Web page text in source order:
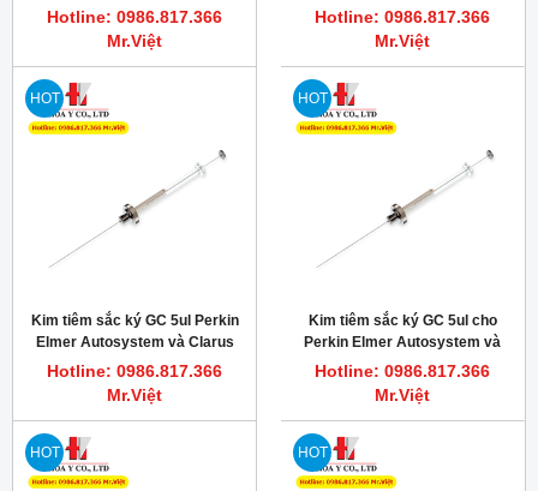
6850 ALS hamilton 86274
Hotline: 0986.817.366
Mr.Việt
6850 ALS
Hotline: 0986.817.366
Mr.Việt
HOT
Kim tiêm sắc ký GC 5ul Perkin
Elmer Autosystem và Clarus
500 GC Autosamplers
Hotline: 0986.817.366
Mr.Việt
HOT
Kim tiêm sắc ký GC 5ul cho
Perkin Elmer Autosystem và
Clarus 500 GC Autosamplers
Hotline: 0986.817.366
Mr.Việt
HOT HOT